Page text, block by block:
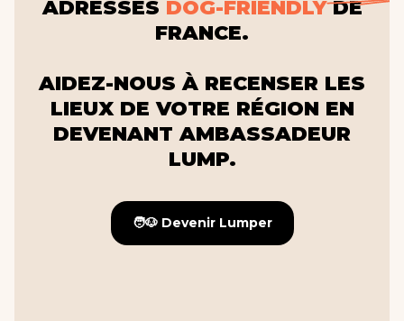
ADRESSES DOG-FRIENDLYDE
FRANCE.
AIDEZ-NOUS À RECENSER LES
LIEUX DE VOTRE RÉGION EN
DEVENANT AMBASSADEUR
LUMP.
🧑🐶 Devenir Lumper
🧑🐶 Devenir Lumper